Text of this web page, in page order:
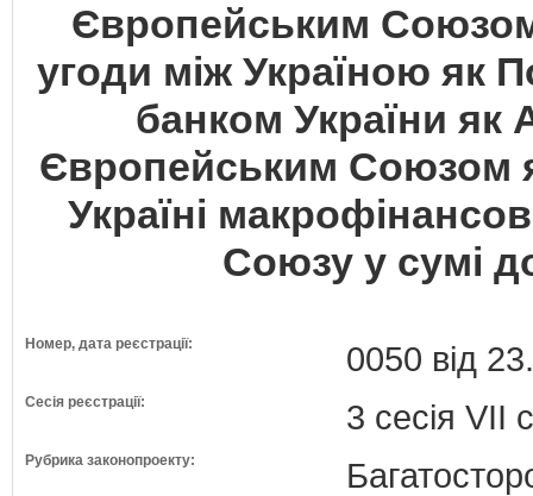
Європейським
угоди між Україною як
банком України як
Європейським Союзом
Україні
Союзу у сумі
Номер, дата реєстрації: 0050 від
Сесія реєстрації: 3 сесія VII
Рубрика законопроекту: